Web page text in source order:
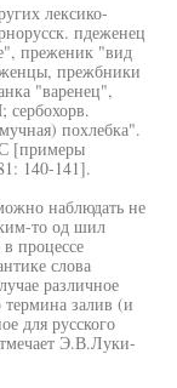
лексико-
пдеженец
преженик "вид
прежбники
"варенец",
похлебка".
[примеры
140-141].
наблюдать не
то од шил
процессе
слова
различное
термина залив (и
для русского
Э.В.Луки-